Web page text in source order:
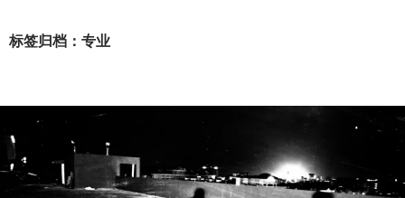
文
标签归档：专业